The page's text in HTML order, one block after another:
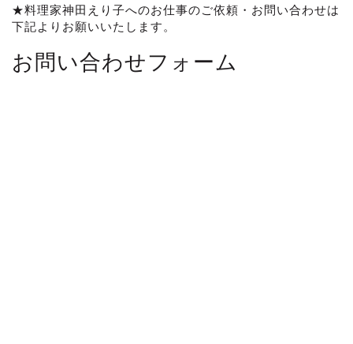
★料理家神田えり子へのお仕事のご依頼・お問い合わせは
下記よりお願いいたします。
お問い合わせフォーム